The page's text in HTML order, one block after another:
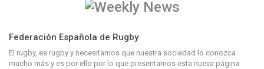
Federación Española de Rugby
El rugby, es rugby y necesitamos que nuestra sociedad lo conozca
mucho más y es por ello por lo que presentamos esta nueva página